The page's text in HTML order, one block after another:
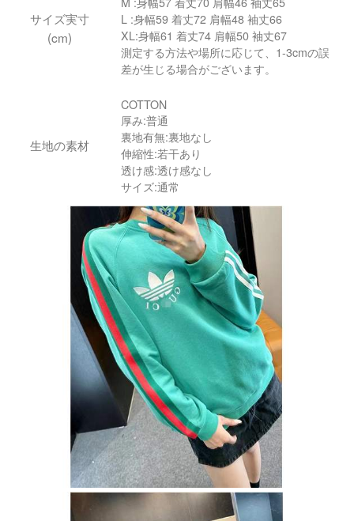
サイズ実寸
(cm)
L :身幅59 着丈72 肩幅48 袖丈66
XL:身幅61 着丈74 肩幅50 袖丈67
測定する方法や場所に応じて、1-3cmの誤
差が生じる場合がございます。
生地の素材
COTTON
厚み:普通
裏地有無:裏地なし
伸縮性:若干あり
透け感:透け感なし
サイズ:通常